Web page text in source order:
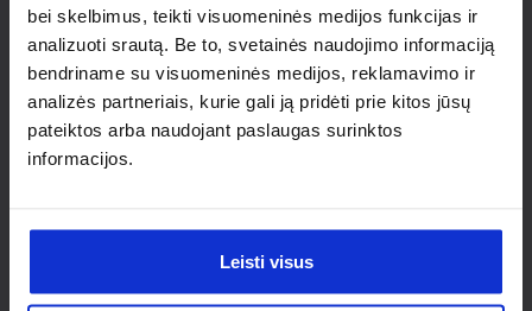
bei skelbimus, teikti visuomeninės medijos funkcijas ir
analizuoti srautą. Be to, svetainės naudojimo informaciją
bendriname su visuomeninės medijos, reklamavimo ir
analizės partneriais, kurie gali ją pridėti prie kitos jūsų
pateiktos arba naudojant paslaugas surinktos
informacijos.
Leisti visus
Susisiek su mumis dėl
nestandartinio produkto aptarimo.
Susisiekti